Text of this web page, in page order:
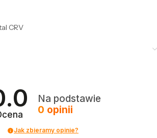
CRV
Na podstawie
0 opinii
Jak zbieramy opinie?